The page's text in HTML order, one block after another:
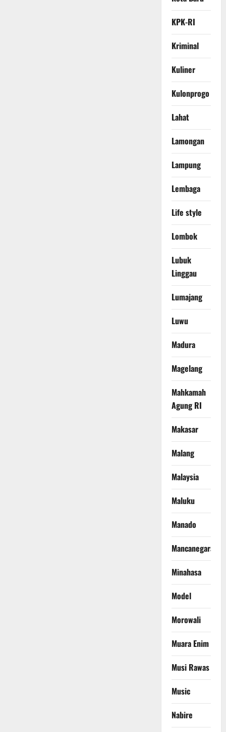
KPK-RI
Kriminal
Kuliner
Kulonprogo
Lahat
Lamongan
Lampung
Lembaga
Life style
Lombok
Lubuk
Linggau
Lumajang
Luwu
Madura
Magelang
Mahkamah
Agung RI
Makasar
Malang
Malaysia
Maluku
Manado
Mancanegara
Minahasa
Model
Morowali
Muara Enim
Musi Rawas
Music
Nabire